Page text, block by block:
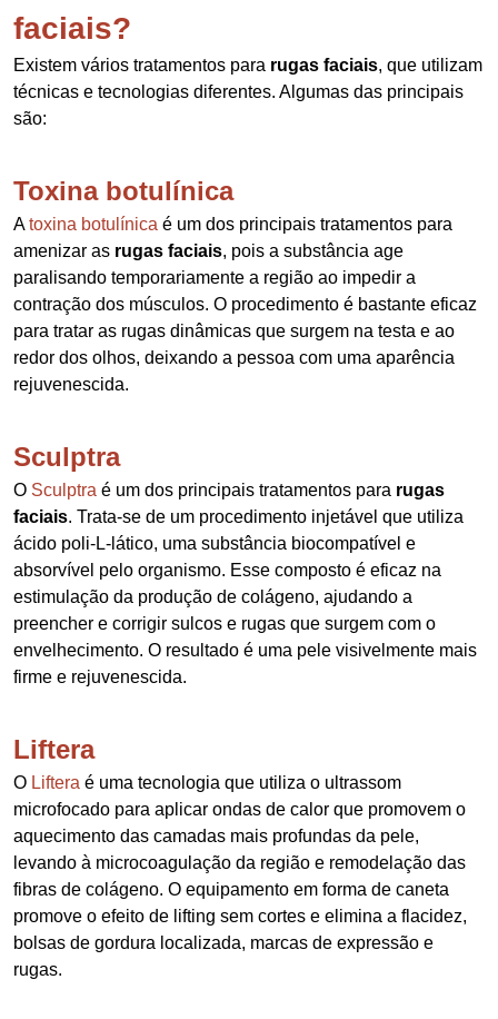
faciais?
Existem vários tratamentos para rugas faciais, que utilizam
técnicas e tecnologias diferentes. Algumas das principais
são:
Toxina botulínica
Atoxina botulínica é um dos principais tratamentos para
amenizar as rugas faciais, pois a substância age
paralisando temporariamente a região ao impedir a
contração dos músculos. O procedimento é bastante eficaz
para tratar as rugas dinâmicas que surgem na testa e ao
redor dos olhos, deixando a pessoa com uma aparência
rejuvenescida.
Sculptra
O Sculptra é um dos principais tratamentos para rugas
faciais. Trata-se de um procedimento injetável que utiliza
ácido poli-L-lático, uma substância biocompatível e
absorvível pelo organismo. Esse composto é eficaz na
estimulação da produção de colágeno, ajudando a
preencher e corrigir sulcos e rugas que surgem com o
envelhecimento. O resultado é uma pele visivelmente mais
firme e rejuvenescida.
Liftera
O Liftera é uma tecnologia que utiliza o ultrassom
microfocado para aplicar ondas de calor que promovem o
aquecimento das camadas mais profundas da pele,
levando à microcoagulação da região e remodelação das
fibras de colágeno. O equipamento em forma de caneta
promove o efeito de lifting sem cortes e elimina a flacidez,
bolsas de gordura localizada, marcas de expressão e
rugas.